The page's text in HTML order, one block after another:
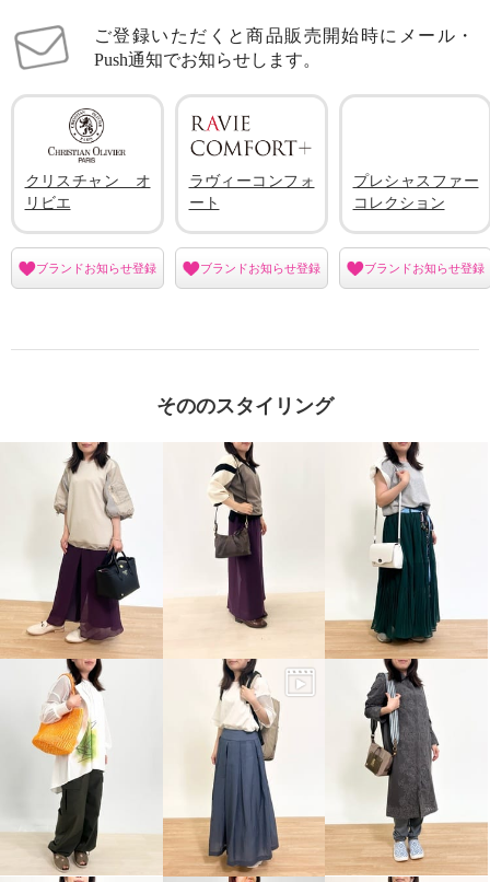
ご登録いただくと商品販売開始時にメール・
Push通知でお知らせします。
クリスチャン オ
リビエ
ブランドお知らせ登録
ラヴィーコンフォ
ート
ブランドお知らせ登録
プレシャスファー
コレクション
ブランドお知らせ登録
そののスタイリング